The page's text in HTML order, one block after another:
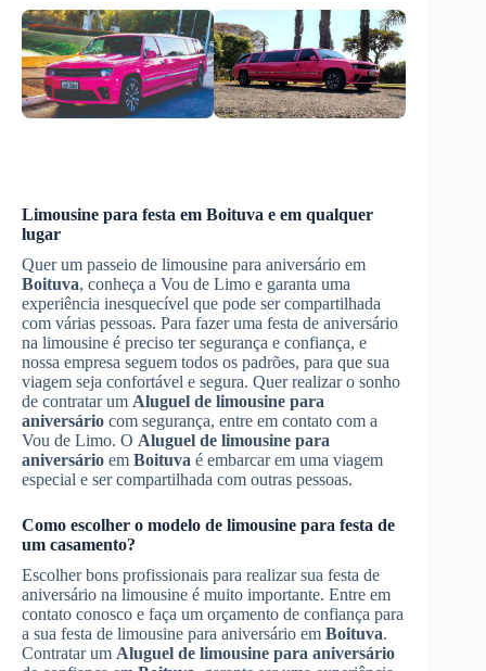
Limousine para festa em Boituva e em qualquer
lugar
Quer um passeio de limousine para aniversário em
Boituva, conheça a Vou de Limo e garanta uma
experiência inesquecível que pode ser compartilhada
com várias pessoas. Para fazer uma festa de aniversário
na limousine é preciso ter segurança e confiança, e
nossa empresa seguem todos os padrões, para que sua
viagem seja confortável e segura. Quer realizar o sonho
de contratar um Aluguel de limousine para
aniversário com segurança, entre em contato com a
Vou de Limo. O Aluguel de limousine para
aniversário em Boituva é embarcar em uma viagem
especial e ser compartilhada com outras pessoas.
Como escolher o modelo de limousine para festa de
um casamento?
Escolher bons profissionais para realizar sua festa de
aniversário na limousine é muito importante. Entre em
contato conosco e faça um orçamento de confiança para
a sua festa de limousine para aniversário em Boituva.
Contratar um Aluguel de limousine para aniversário